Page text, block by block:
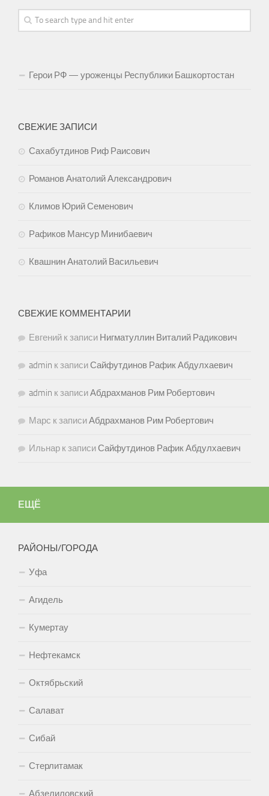
Герои РФ — уроженцы Республики Башкортостан
СВЕЖИЕ ЗАПИСИ
Сахабутдинов Риф Раисович
Романов Анатолий Александрович
Климов Юрий Семенович
Рафиков Мансур Минибаевич
Квашнин Анатолий Васильевич
СВЕЖИЕ КОММЕНТАРИИ
Евгений к записи Нигматуллин Виталий Радикович
admin к записиСайфутдинов Рафик Абдулхаевич
admin к записиАбдрахманов Рим Робертович
Марс к записиАбдрахманов Рим Робертович
Ильнар к записиСайфутдинов Рафик Абдулхаевич
ЕЩЁ
РАЙОНЫ/ГОРОДА
Уфа
Агидель
Кумертау
Нефтекамск
Октябрьский
Салават
Сибай
Стерлитамак
Абзелиловский